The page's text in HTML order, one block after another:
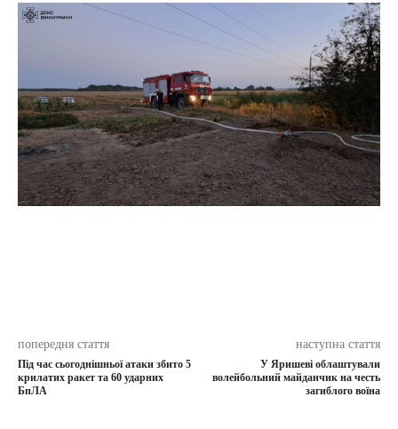
попередня стаття
Під час сьогоднішньої атаки збито 5
крилатих ракет та 60 ударних
БпЛА
наступна стаття
У Яришеві облаштували
волейбольний майданчик на честь
загиблого воїна